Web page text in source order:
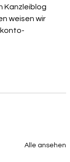
Kanzleiblog
weisen wir
Alle ansehen